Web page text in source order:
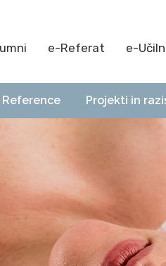
e-Referat e-
Reference Projekti in